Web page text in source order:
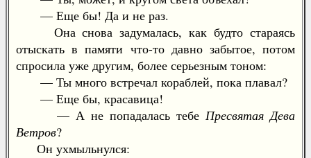
— Еще бы! Да и не раз.
Она снова задумалась, как будто стараясь
отыскать в памяти что-то давно забытое, потом
спросила уже другим, более серьезным тоном:
— Ты много встречал кораблей, пока плавал?
— Еще бы, красавица!
— А не попадалась тебе Пресвятая Дева
Ветров?
Он ухмыльнулся: